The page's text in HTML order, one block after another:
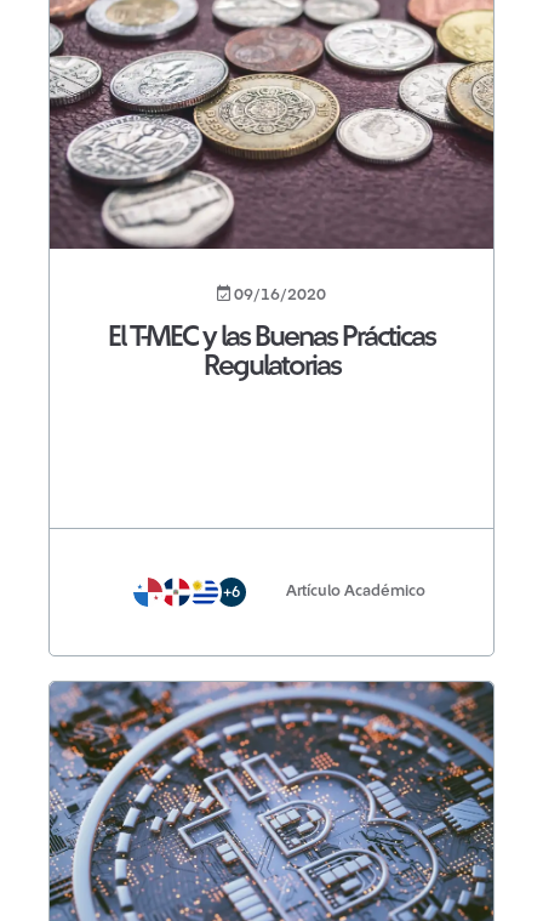
09/16/2020
El T-MEC y las Buenas Prácticas
Regulatorias
+6 Artículo Académico